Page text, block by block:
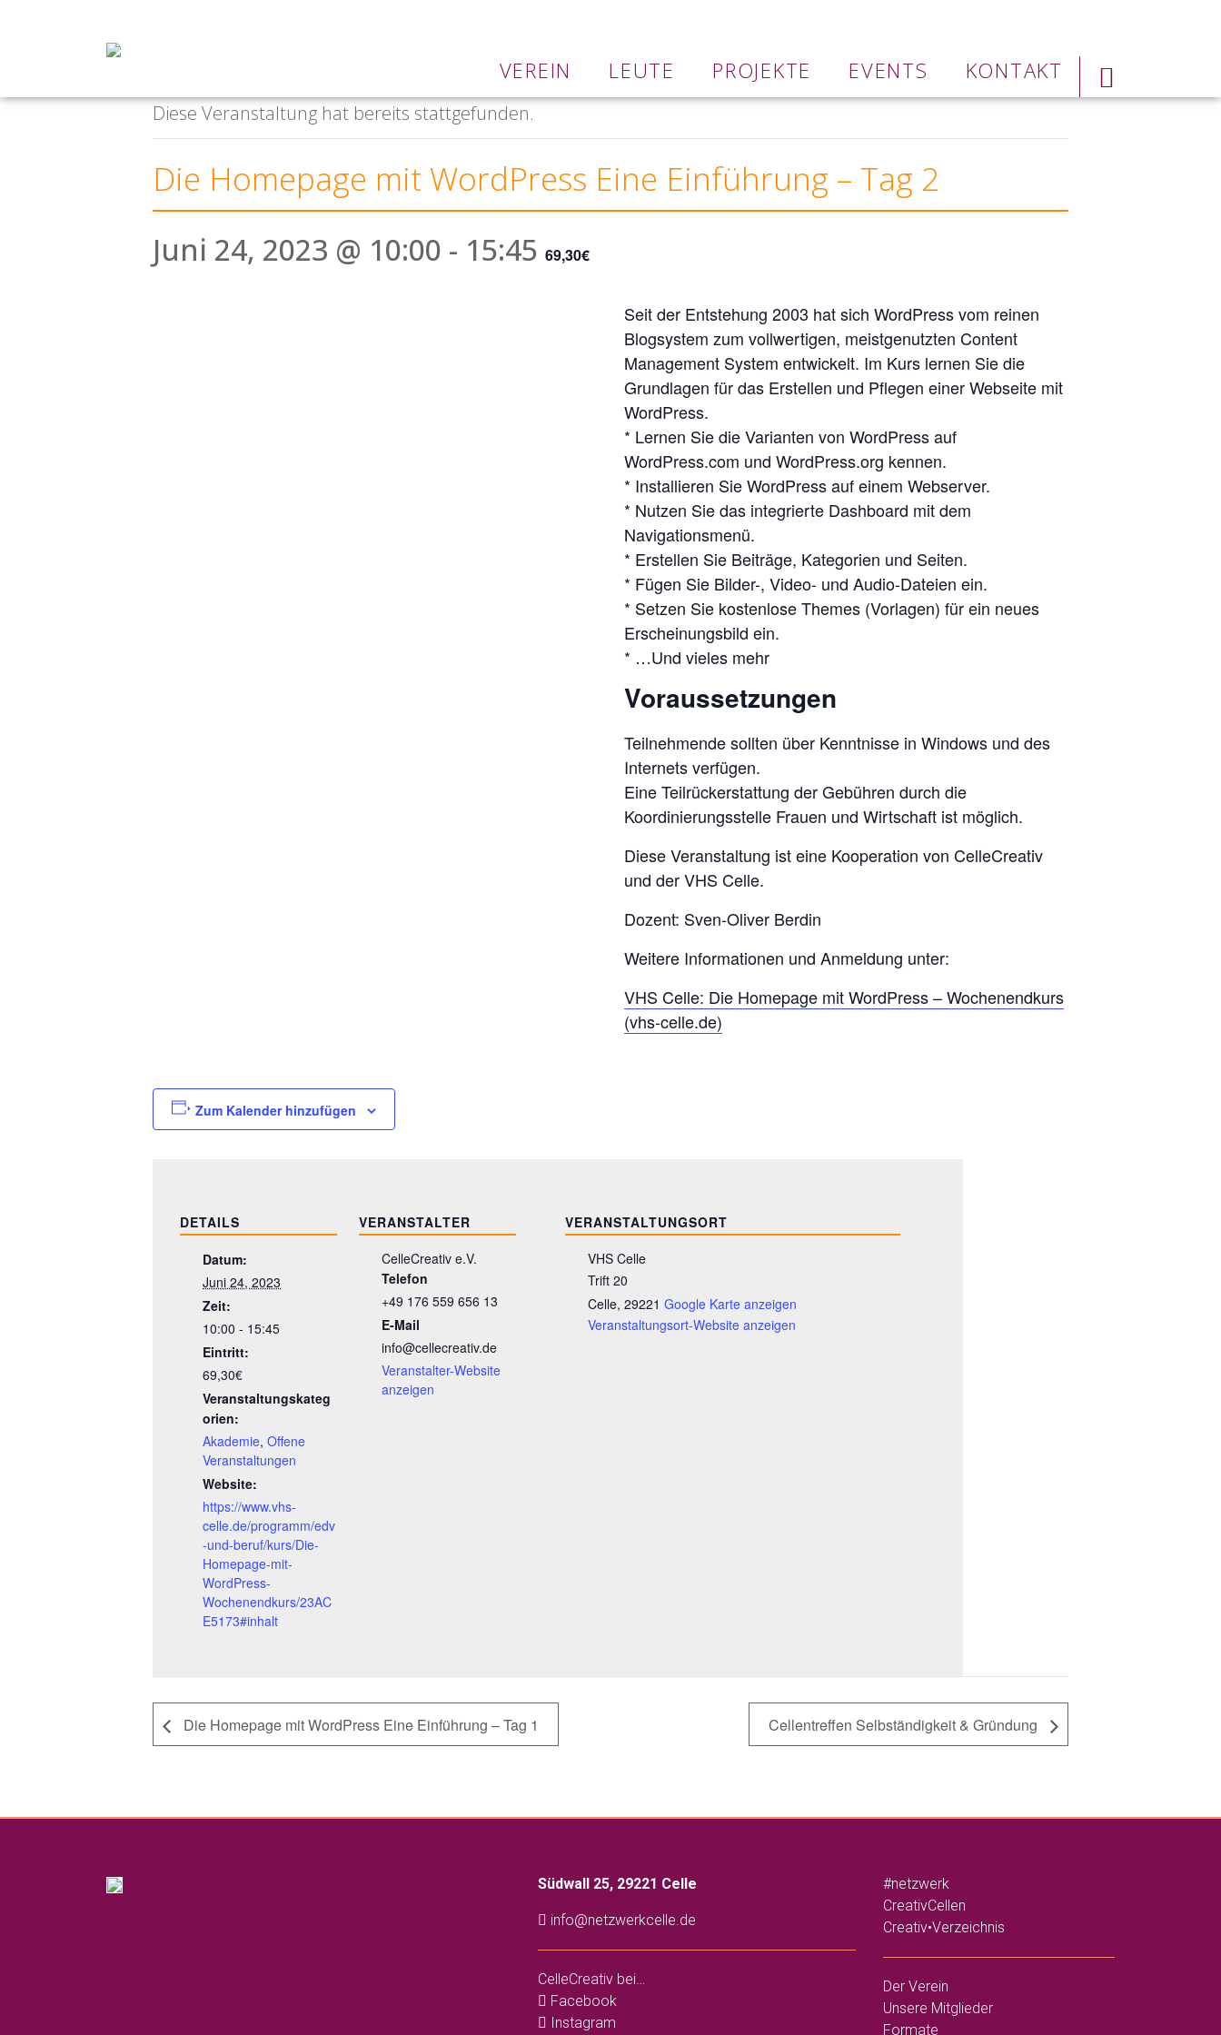
VEREIN LEUTE PROJEKTE EVENTS KONTAKT
Diese Veranstaltung hat bereits stattgefunden.
Die Homepage mit WordPress Eine Einführung – Tag 2
Juni 24, 2023 @ 10:00 - 15:45 69,30€
Seit der Entstehung 2003 hat sich WordPress vom reinen
Blogsystem zum vollwertigen, meistgenutzten Content
Management System entwickelt. Im Kurs lernen Sie die
Grundlagen für das Erstellen und Pflegen einer Webseite mit
WordPress.
* Lernen Sie die Varianten von WordPress auf
WordPress.com und WordPress.org kennen.
* Installieren Sie WordPress auf einem Webserver.
* Nutzen Sie das integrierte Dashboard mit dem
Navigationsmenü.
* Erstellen Sie Beiträge, Kategorien und Seiten.
* Fügen Sie Bilder-, Video- und Audio-Dateien ein.
* Setzen Sie kostenlose Themes (Vorlagen) für ein neues
Erscheinungsbild ein.
* …Und vieles mehr
Voraussetzungen
Teilnehmende sollten über Kenntnisse in Windows und des
Internets verfügen.
Eine Teilrückerstattung der Gebühren durch die
Koordinierungsstelle Frauen und Wirtschaft ist möglich.
Diese Veranstaltung ist eine Kooperation von CelleCreativ
und der VHS Celle.
Dozent: Sven-Oliver Berdin
Weitere Informationen und Anmeldung unter:
VHS Celle: Die Homepage mit WordPress – Wochenendkurs
(vhs-celle.de)
Zum Kalender hinzufügen
DETAILS
Datum:
Juni 24, 2023
Zeit:
10:00 - 15:45
Eintritt:
69,30€
Veranstaltungskateg
orien:
Akademie, Offene
Veranstaltungen
Website:
https://www.vhs-
celle.de/programm/edv
-und-beruf/kurs/Die-
Homepage-mit-
WordPress-
Wochenendkurs/23AC
E5173#inhalt
VERANSTALTER
CelleCreativ e.V.
Telefon
+49 176 559 656 13
E-Mail
info@cellecreativ.de
Veranstalter-Website
anzeigen
VERANSTALTUNGSORT
VHS Celle
Trift 20
Celle, 29221 Google Karte anzeigen
Veranstaltungsort-Website anzeigen
Die Homepage mit WordPress Eine Einführung – Tag 1 Cellentreffen Selbständigkeit & Gründung
Südwall 25, 29221 Celle
info@netzwerkcelle.de
CelleCreativ bei…
Facebook
Instagram
#netzwerk
CreativCellen
Creativ•Verzeichnis
Der Verein
Unsere Mitglieder
Formate